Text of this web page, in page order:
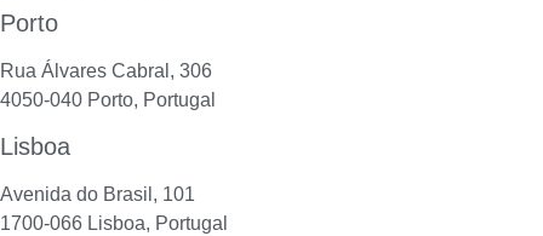
Porto
Rua Álvares Cabral, 306
4050-040 Porto, Portugal
Lisboa
Avenida do Brasil, 101
1700-066 Lisboa, Portugal